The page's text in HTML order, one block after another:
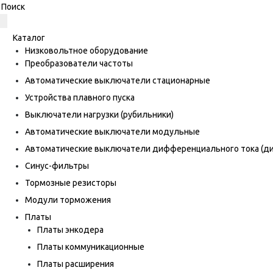
Каталог
Низковольтное оборудование
Преобразователи частоты
Автоматические выключатели стационарные
Устройства плавного пуска
Выключатели нагрузки (рубильники)
Автоматические выключатели модульные
Автоматические выключатели дифференциального тока
Синус-фильтры
Тормозные резисторы
Модули торможения
Платы
Платы энкодера
Платы коммуникационные
Платы расширения